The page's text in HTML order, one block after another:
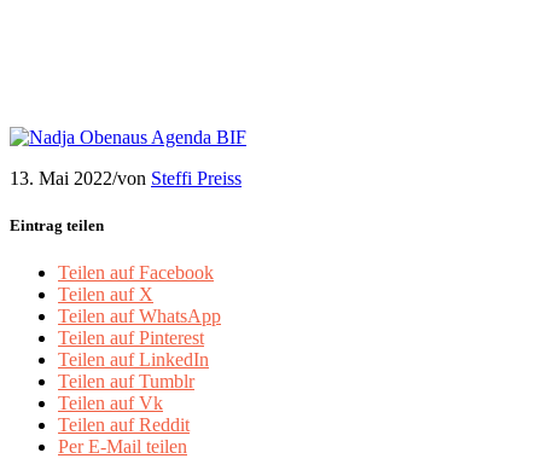
13. Mai 2022/von Steffi Preiss
Eintrag teilen
Teilen auf Facebook
Teilen auf X
Teilen auf WhatsApp
Teilen auf Pinterest
Teilen auf LinkedIn
Teilen auf Tumblr
Teilen auf Vk
Teilen auf Reddit
Per E-Mail teilen